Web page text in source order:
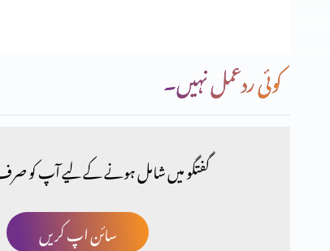
کوئی ردعمل نہیں۔
گفتگو میں شامل ہونے کے لیے آپ کو
سائن اپ کریں